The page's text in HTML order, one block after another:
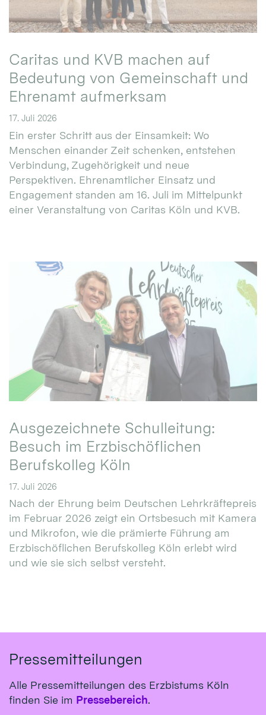
Caritas und KVB machen auf
Bedeutung von Gemeinschaft und
Ehrenamt aufmerksam
17. Juli 2026
Ein erster Schritt aus der Einsamkeit: Wo
Menschen einander Zeit schenken, entstehen
Verbindung, Zugehörigkeit und neue
Perspektiven. Ehrenamtlicher Einsatz und
Engagement standen am 16. Juli im Mittelpunkt
einer Veranstaltung von Caritas Köln und KVB.
Ausgezeichnete Schulleitung:
Besuch im Erzbischöflichen
Berufskolleg Köln
17. Juli 2026
Nach der Ehrung beim Deutschen Lehrkräftepreis
im Februar 2026 zeigt ein Ortsbesuch mit Kamera
und Mikrofon, wie die prämierte Führung am
Erzbischöflichen Berufskolleg Köln erlebt wird
und wie sie sich selbst versteht.
Pressemitteilungen
Alle Pressemitteilungen des Erzbistums Köln
finden Sie im Pressebereich.